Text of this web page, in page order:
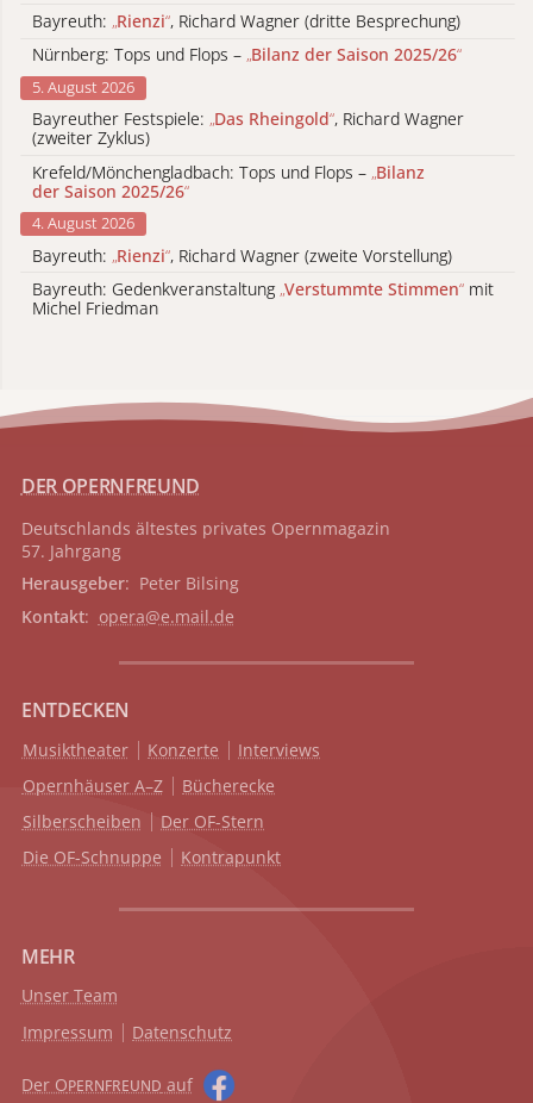
Bayreuth: „Rienzi“, Richard Wagner (dritte Besprechung)
Nürnberg: Tops und Flops – „Bilanz der Saison 2025/26“
5. August 2026
Bayreuther Festspiele: „Das Rheingold“, Richard Wagner
(zweiter Zyklus)
Krefeld/Mönchengladbach: Tops und Flops – „Bilanz
der Saison 2025/26“
4. August 2026
Bayreuth: „Rienzi“, Richard Wagner (zweite Vorstellung)
Bayreuth: Gedenkveranstaltung „Verstummte Stimmen“ mit
Michel Friedman
DER OPERNFREUND
Deutschlands ältestes privates Opernmagazin
57. Jahrgang
Herausgeber: Peter Bilsing
Kontakt: opera@e.mail.de
ENTDECKEN
Musiktheater Konzerte
Interviews
Opernhäuser A–Z
Bücherecke
Silberscheiben
Der OF-Stern
Die OF-Schnuppe
Kontrapunkt
MEHR
Unser Team
Impressum
Datenschutz
Der OPERNFREUND auf